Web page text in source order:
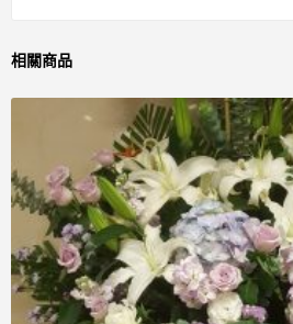
相關商品